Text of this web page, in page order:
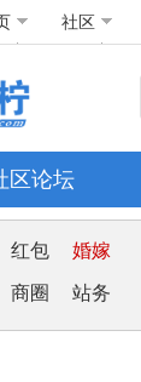
社区
区论坛
红包 婚嫁
商圈 站务